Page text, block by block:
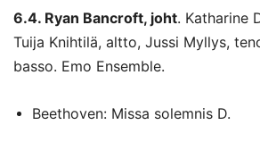
6.4. Ryan Bancroft, joht. Katharine
Tuija Knihtilä, altto, Jussi Myllys,
basso. Emo Ensemble.
Beethoven: Missa solemnis D.